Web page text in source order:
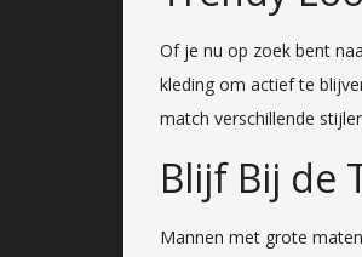
Of je nu op zoek bent
kleding om actief te
match verschillende
Blijf Bij de
Mannen met grote